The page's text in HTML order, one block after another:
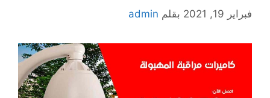
فبراير 19, 2021 بقلم admin